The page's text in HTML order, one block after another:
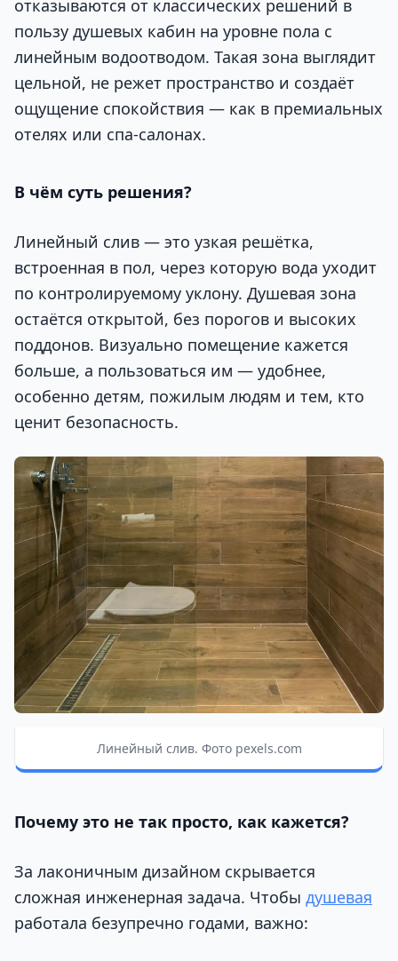
отказываются от классических решений в
пользу душевых кабин на уровне пола с
линейным водоотводом. Такая зона выглядит
цельной, не режет пространство и создаёт
ощущение спокойствия — как в премиальных
отелях или спа-салонах.
В чём суть решения?
Линейный слив — это узкая решётка,
встроенная в пол, через которую вода уходит
по контролируемому уклону. Душевая зона
остаётся открытой, без порогов и высоких
поддонов. Визуально помещение кажется
больше, а пользоваться им — удобнее,
особенно детям, пожилым людям и тем, кто
ценит безопасность.
Линейный слив. Фото pexels.com
Почему это не так просто, как кажется?
За лаконичным дизайном скрывается
сложная инженерная задача. Чтобы душевая
работала безупречно годами, важно: